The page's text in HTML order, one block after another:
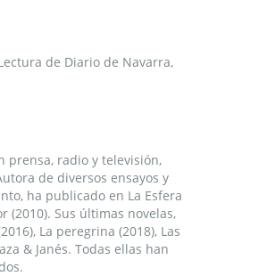
de Diario de Navarra,
prensa, radio y televisión,
de diversos ensayos y
ha publicado en La Esfera
(2010). Sus últimas novelas,
La peregrina (2018), Las
& Janés. Todas ellas han